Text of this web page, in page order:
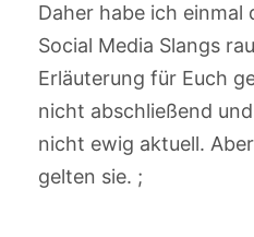
Daher habe ich einmal
Social Media Slangs
Erläuterung für Euch
nicht abschließend
nicht ewig aktuell.
gelten sie. ;